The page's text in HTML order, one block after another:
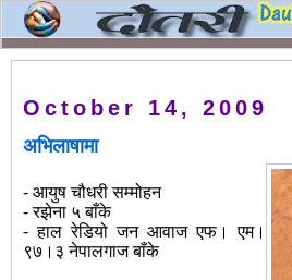
October 14, 2009
अभिलाषामा
- आयुष चौधरी सम्मोहन
- रझेना ५ बाँके
- हाल रेडियो जन आवाज एफ। एम।
९७।३ नेपालगाज बाँके